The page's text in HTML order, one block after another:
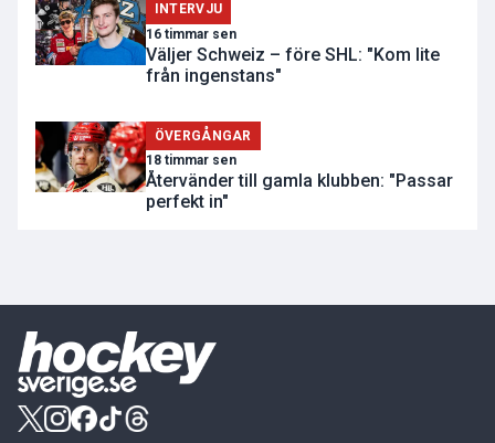
INTERVJU
16 timmar sen
Väljer Schweiz – före SHL: "Kom lite
från ingenstans"
ÖVERGÅNGAR
18 timmar sen
Återvänder till gamla klubben: "Passar
perfekt in"